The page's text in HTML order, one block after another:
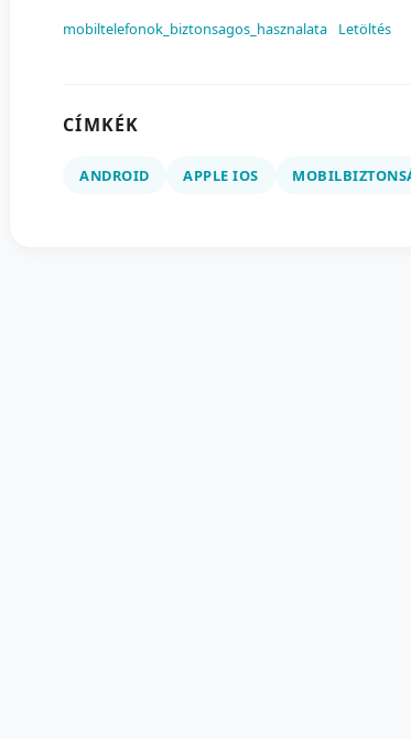
mobiltelefonok_biztonsagos_hasznalata Letöltés
CÍMKÉK
ANDROID APPLE IOS